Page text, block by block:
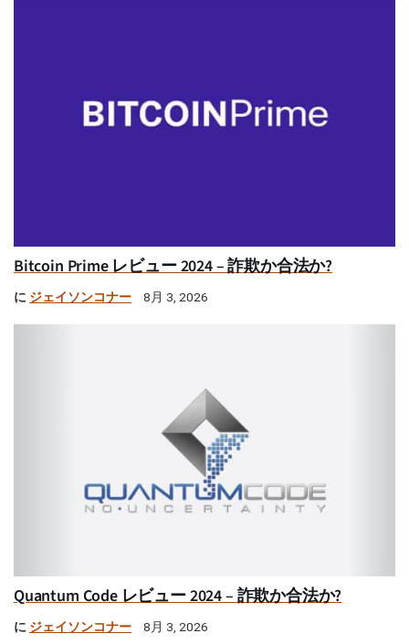
Bitcoin Prime レビュー 2024 – 詐欺か合法か?
に ジェイソンコナー 8月 3, 2026
Quantum Code レビュー 2024 – 詐欺か合法か?
に ジェイソンコナー 8月 3, 2026